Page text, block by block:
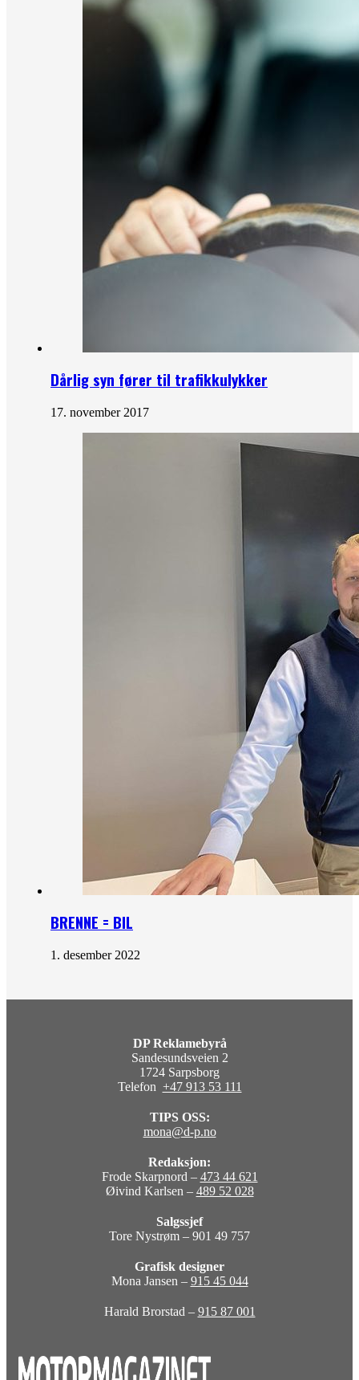
Dårlig syn fører til trafikkulykker
17. november 2017
BRENNE = BIL
1. desember 2022
DP Reklamebyrå
Sandesundsveien 2
1724 Sarpsborg
Telefon +47 913 53 111
TIPS OSS:
mona@d-p.no
Redaksjon:
Frode Skarpnord – 473 44 621
Øivind Karlsen – 489 52 028
Salgssjef
Tore Nystrøm – 901 49 757
Grafisk designer
Mona Jansen – 915 45 044
Harald Brorstad – 915 87 001